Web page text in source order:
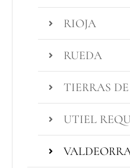
RIOJA
RUEDA
TIERRAS
UTIEL